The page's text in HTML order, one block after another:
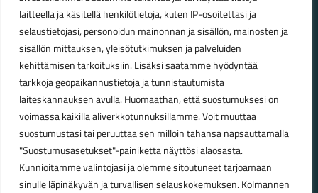
laitteella ja käsitellä henkilötietoja, kuten IP-osoitettasi ja
selaustietojasi, personoidun mainonnan ja sisällön, mainosten ja
sisällön mittauksen, yleisötutkimuksen ja palveluiden
kehittämisen tarkoituksiin. Lisäksi saatamme hyödyntää
tarkkoja geopaikannustietoja ja tunnistautumista
laiteskannauksen avulla. Huomaathan, että suostumuksesi on
voimassa kaikilla aliverkkotunnuksillamme. Voit muuttaa
suostumustasi tai peruuttaa sen milloin tahansa napsauttamalla
"Suostumusasetukset"-painiketta näyttösi alaosasta.
Kunnioitamme valintojasi ja olemme sitoutuneet tarjoamaan
sinulle läpinäkyvän ja turvallisen selauskokemuksen. Kolmannen
Talvikauden aukioloajat (1.10.2025 – 28.2.2026)
Ma-Pe 10-18
La 10-14
Kesäkauden aukioloajat (1.3.2026 – 30.9.2026)
Ma-Pe 10-18
La 9-15
Poikkeavat aukioloajat:
Pyhäinpäivä lauantai 31.10. – suljettu